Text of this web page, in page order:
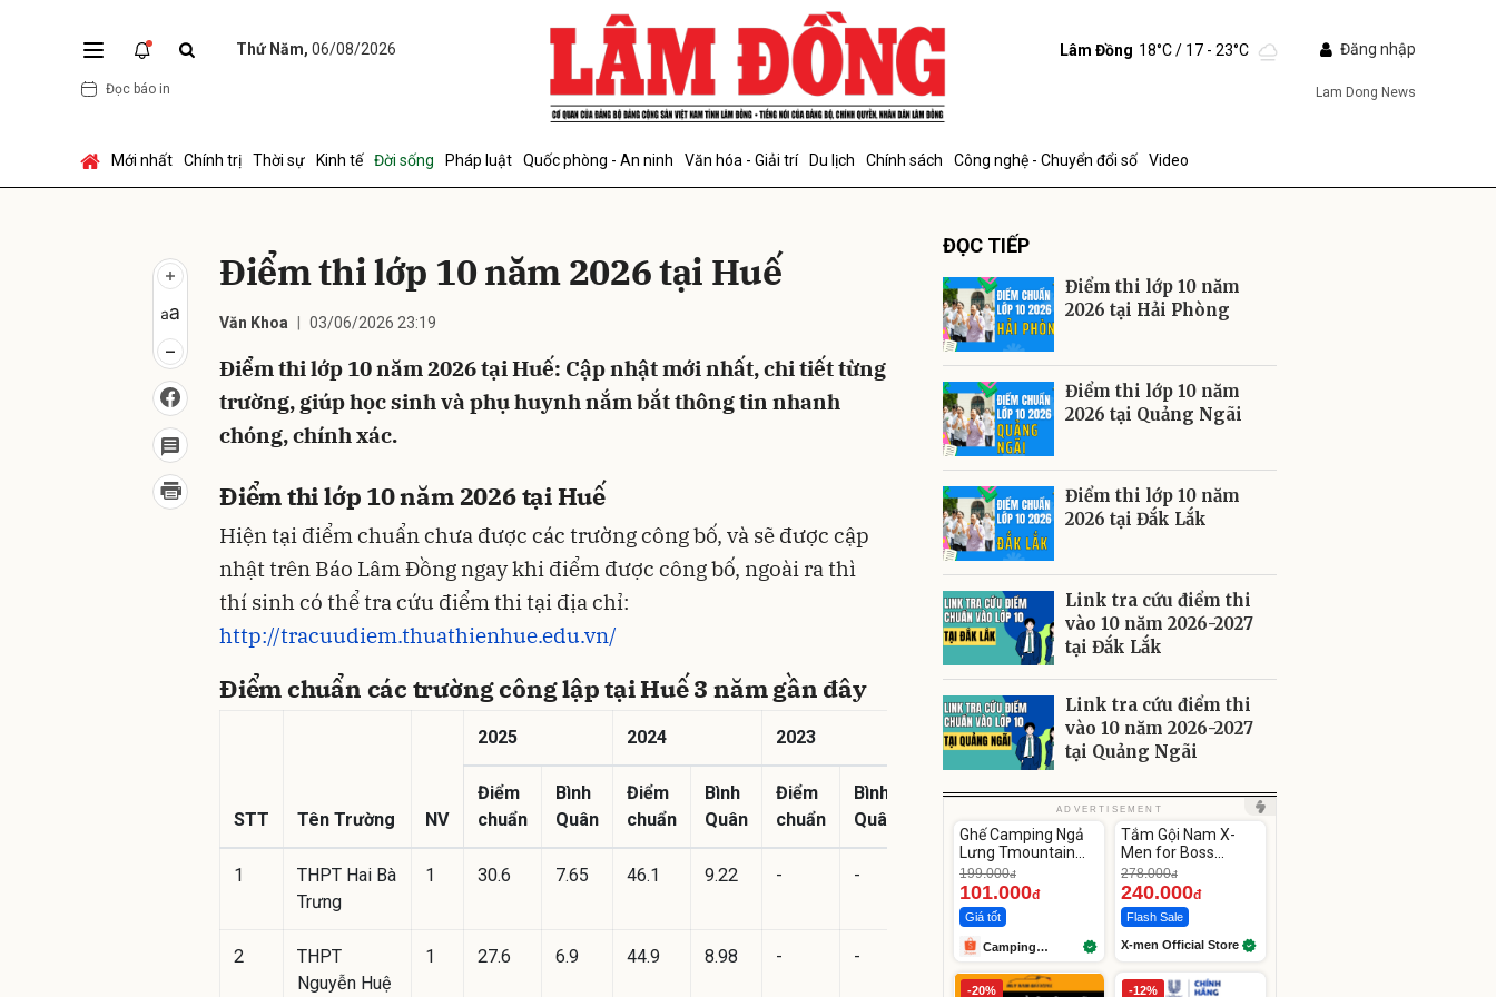
Thứ Năm, 06/08/2026
Đọc báo in
Lâm Đồng 18°C/ 17 - 23°C Đăng nhập
Lam Dong News
Mới nhất Chính trị Thời sự Kinh tế Đời sống Pháp luật Quốc phòng - An ninh Văn hóa - Giải trí Du lịch Chính sách Công nghệ - Chuyển đổi số Video
Điểm thi lớp 10 năm 2026 tại Huế
Văn Khoa 03/06/2026 23:19
Điểm thi lớp 10 năm 2026 tại Huế: Cập nhật mới nhất, chi tiết từng
trường, giúp học sinh và phụ huynh nắm bắt thông tin nhanh
chóng, chính xác.
Điểm thi lớp 10 năm 2026 tại Huế
Hiện tại điểm chuẩn chưa được các trường công bố, và sẽ được cập
nhật trên Báo Lâm Đồng ngay khi điểm được công bố, ngoài ra thì
thí sinh có thể tra cứu điểm thi tại địa chỉ:
http://tracuudiem.thuathienhue.edu.vn/
Điểm chuẩn các trường công lập tại Huế 3 năm gần đây
STT Tên Trường NV
2025 2024 2023
Điểm
chuẩn
Bình
Quân
Điểm
chuẩn
Bình
Quân
Điểm
chuẩn
Bình
Quân
1
THPT Hai Bà
Trưng
1 30.6 7.65 46.1 9.22 - -
2
THPT
Nguyễn Huệ
1 27.6 6.9 44.9 8.98 - -
ĐỌC TIẾP
Điểm thi lớp 10 năm
2026 tại Hải Phòng
Điểm thi lớp 10 năm
2026 tại Quảng Ngãi
Điểm thi lớp 10 năm
2026 tại Đắk Lắk
Link tra cứu điểm thi
vào 10 năm 2026-2027
tại Đắk Lắk
Link tra cứu điểm thi
vào 10 năm 2026-2027
tại Quảng Ngãi
ADVERTISEMENT
-49%
Ghế Camping Ngả
Lưng Tmountain
Gấp Gọn
199.000đ
101.000đ
Giá tốt
Camping
-13%
Unmute
Tắm Gội Nam X-
Men for Boss
Intense 850g/
Legend 830g
278.000đ
240.000đ
Flash Sale
X-men Official Store
-20% -12%
Gửi bình luận
Hủy Gửi